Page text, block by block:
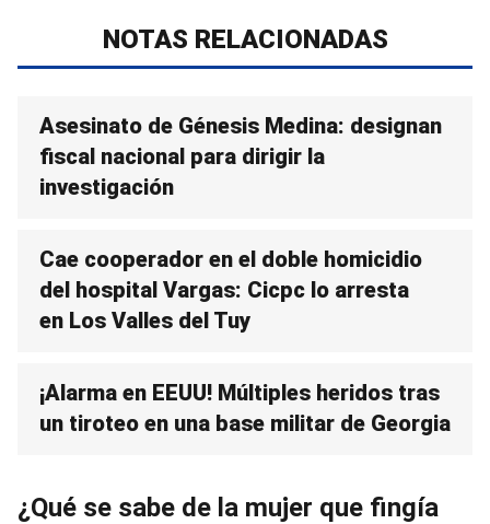
NOTAS RELACIONADAS
Asesinato de Génesis Medina: designan
fiscal nacional para dirigir la
investigación
Cae cooperador en el doble homicidio
del hospital Vargas: Cicpc lo arresta
en Los Valles del Tuy
¡Alarma en EEUU! Múltiples heridos tras
un tiroteo en una base militar de Georgia
¿Qué se sabe de la mujer que fingía